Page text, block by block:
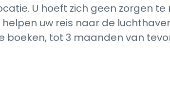
U hoeft zich geen zorgen
uw reis naar de
boeken, tot 3 maanden van